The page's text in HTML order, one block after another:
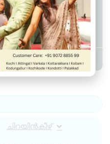
മദ്യ നയത്തില്‍
എയര്‍ ഇന്ത്യ,
ഇങ്ങനെ..
12:38 pm
ചിറയിൻകീഴ്